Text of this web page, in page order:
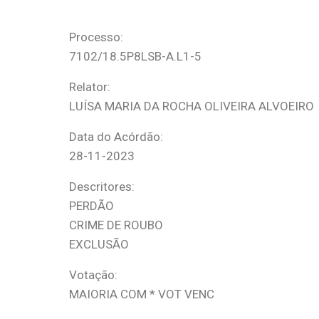
Processo:
7102/18.5P8LSB-A.L1-5
Relator:
LUÍSA MARIA DA ROCHA OLIVEIRA
Data do Acórdão:
28-11-2023
Descritores:
PERDÃO
CRIME DE ROUBO
EXCLUSÃO
Votação:
MAIORIA COM * VOT VENC